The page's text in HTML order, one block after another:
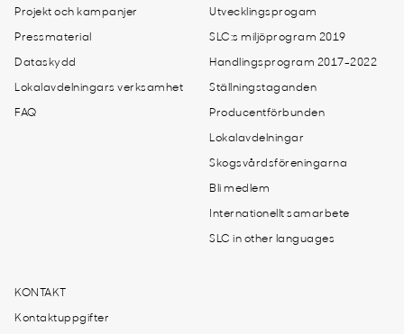
Projekt och kampanjer
Pressmaterial
Dataskydd
Lokalavdelningars verksamhet
FAQ
Utvecklingsprogam
SLC:s miljöprogram 2019
Handlingsprogram 2017-2022
Ställningstaganden
Producentförbunden
Lokalavdelningar
Skogsvårdsföreningarna
Bli medlem
Internationellt samarbete
SLC in other languages
KONTAKT
Kontaktuppgifter